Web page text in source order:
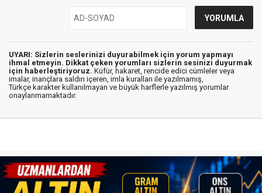
UYARI: Sizlerin seslerinizi duyurabilmek için yorum yapmayı
ihmal etmeyin. Dikkat çeken yorumları sizlerin sesinizi duyurmak
için haberleştiriyoruz. Küfür, hakaret, rencide edici cümleler veya
imalar, inançlara saldırı içeren, imla kuralları ile yazılmamış,
Türkçe karakter kullanılmayan ve büyük harflerle yazılmış yorumlar
onaylanmamaktadır.